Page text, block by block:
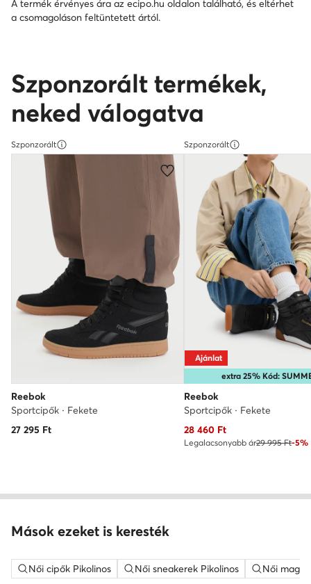
A termék érvényes ára az ecipo.hu oldalon található, és eltérhet
a csomagoláson feltüntetett ártól.
Szponzorált termékek,
neked válogatva
Szponzorált
Reebok
Sportcipők · Fekete
27 295 Ft
Szponzorált
extra 25% Kód:
Ajánlat
Reebok
Sportcipők · Fekete
Aktuális ár
28 460Ft
Legalacsonyabb ár29 995 Ft-5%
Mások ezeket is keresték
Női cipők Pikolinos Női sneakerek Pikolinos Női